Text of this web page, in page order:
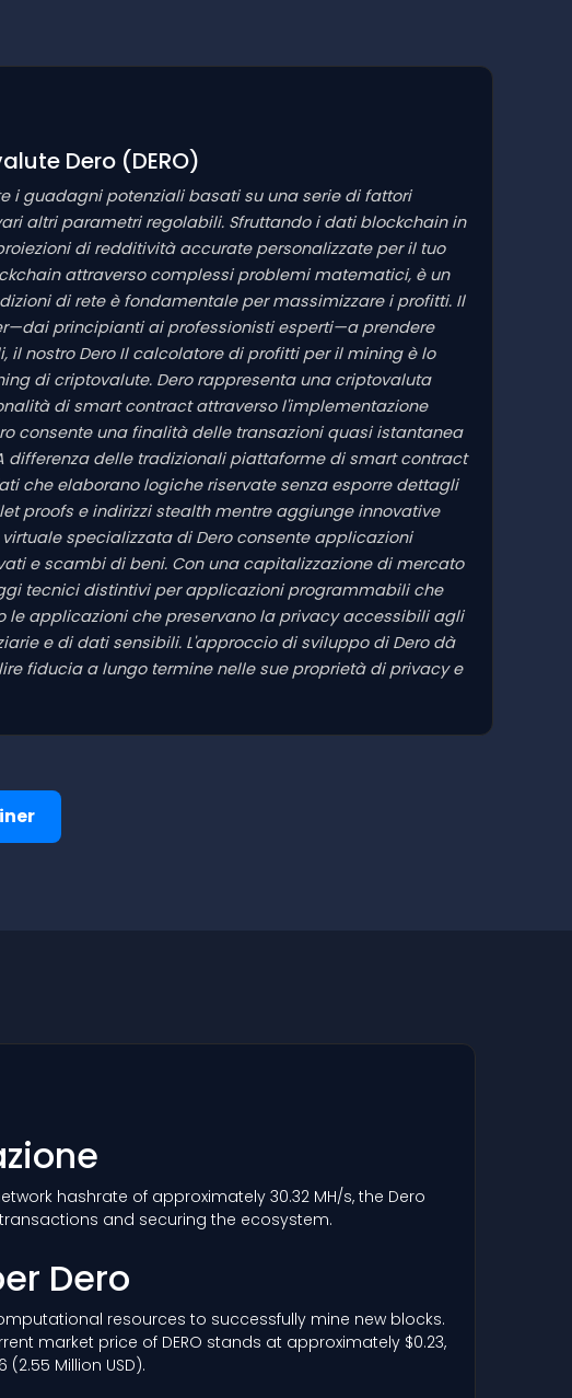
Dero (DERO)
i guadagni potenziali basati su una serie di fattori
altri parametri regolabili. Sfruttando i dati blockchain in
di redditività accurate personalizzate per il tuo
attraverso complessi problemi matematici, è un
di rete è fondamentale per massimizzare i profitti. Il
principianti ai professionisti esperti—a prendere
nostro Dero Il calcolatore di profitti per il mining è lo
di criptovalute. Dero rappresenta una criptovaluta
di smart contract attraverso l'implementazione
consente una finalità delle transazioni quasi istantanea
delle tradizionali piattaforme di smart contract
che elaborano logiche riservate senza esporre dettagli
proofs e indirizzi stealth mentre aggiunge innovative
specializzata di Dero consente applicazioni
e scambi di beni. Con una capitalizzazione di mercato
tecnici distintivi per applicazioni programmabili che
le applicazioni che preservano la privacy accessibili agli
e di dati sensibili. L'approccio di sviluppo di Dero dà
fiducia a lungo termine nelle sue proprietà di privacy e
hashrate of approximately 30.32 MH/s, the Dero
and securing the ecosystem.
Dero
resources to successfully mine new blocks.
market price of DERO stands at approximately $0.23,
Million USD).